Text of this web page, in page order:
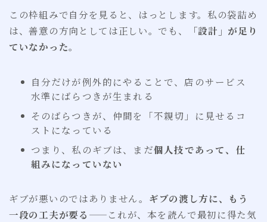
この枠組みで自分を見ると、はっとします。私の袋詰め
は、善意の方向としては正しい。でも、
「設計」が足り
ていなかった。
自分だけが例外的にやることで、店のサービス
水準にばらつきが生まれる
そのばらつきが、仲間を「不親切」に見せるコ
ストになっている
つまり、私のギブは、まだ個人技であって、仕
組みになっていない
ギブが悪いのではありません。 ギブの渡し方に、もう
一段の工夫が要る ——これが、本を読んで最初に得た気